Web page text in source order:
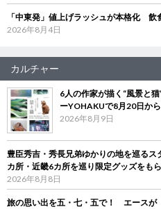
「中東発」値上げラッシュが本格化
2026年8月4日
カルチャー
6人の作家が描く“風景と
ーYOHAKUで8月20日か
2026年8月9日
豊臣秀吉・秀長兄弟ゆかりの地を巡る
カ所・近畿6カ所を巡り限定グッズをも
2026年8月8日
旅の思い出を五・七・五で！ エースが